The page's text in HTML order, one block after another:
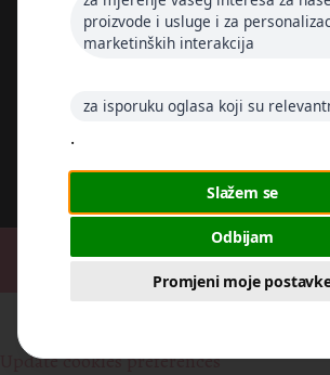
proizvode i usluge i za
marketinških interakcija
za isporuku oglasa koji su
.
Slažem se
Odbijam
Promjeni moje
Follow me
© 2026Bea Box, Sva prava
Update cookies preferences